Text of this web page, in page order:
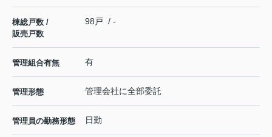
棟総戸数 /
販売戸数
98戸 / -
管理組合有無 有
管理形態 管理会社に全部委託
管理員の勤務形態 日勤